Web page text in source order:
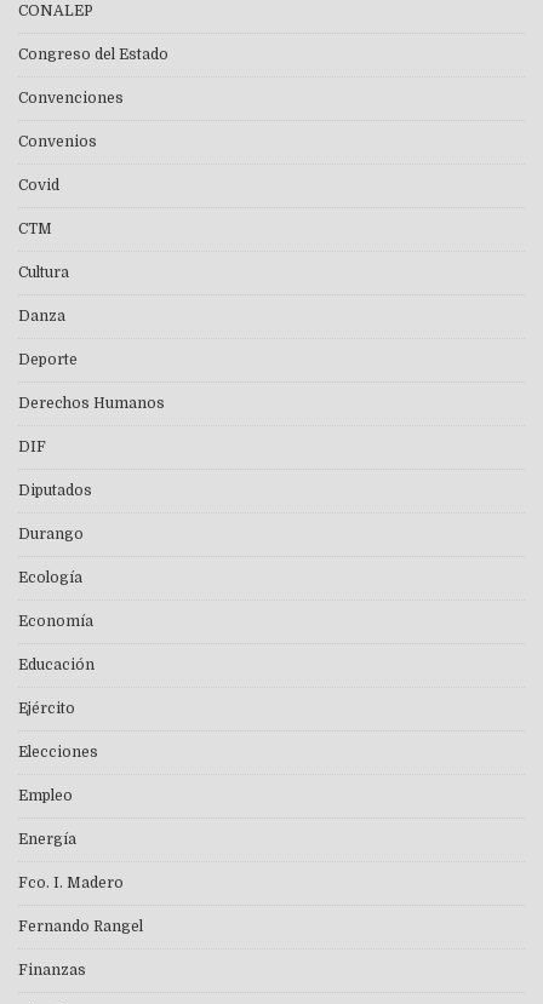
CONALEP
Congreso del Estado
Convenciones
Convenios
Covid
CTM
Cultura
Danza
Deporte
Derechos Humanos
DIF
Diputados
Durango
Ecología
Economía
Educación
Ejército
Elecciones
Empleo
Energía
Fco. I. Madero
Fernando Rangel
Finanzas